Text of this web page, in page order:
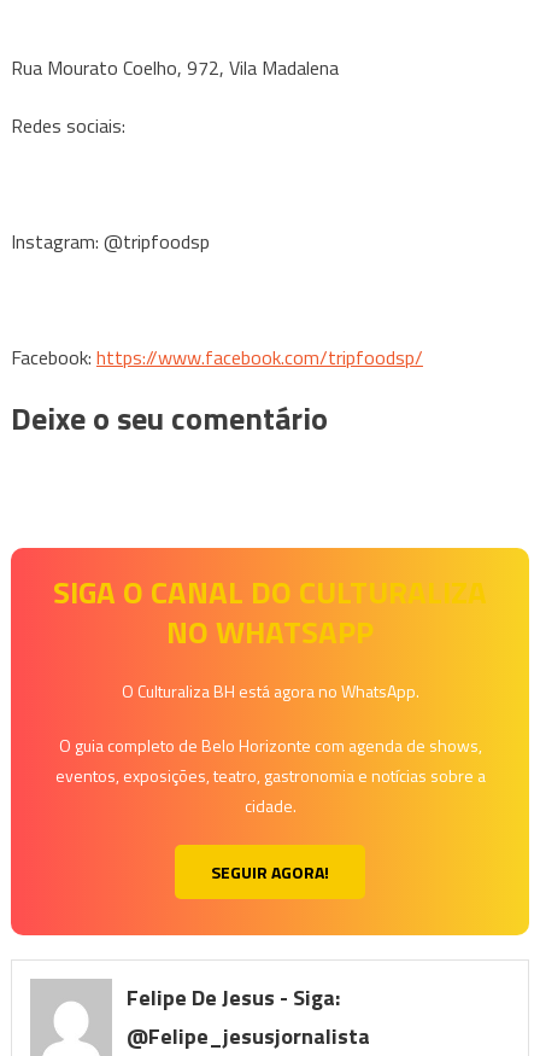
Rua Mourato Coelho, 972, Vila Madalena
Redes sociais:
Instagram: @tripfoodsp
Facebook: https://www.facebook.com/tripfoodsp/
Deixe o seu comentário
SIGA O CANAL DO CULTURALIZA
NO WHATSAPP
O Culturaliza BH está agora no WhatsApp.
O guia completo de Belo Horizonte com agenda de shows,
eventos, exposições, teatro, gastronomia e notícias sobre a
cidade.
SEGUIR AGORA!
Felipe De Jesus - Siga:
@felipe_jesusjornalista